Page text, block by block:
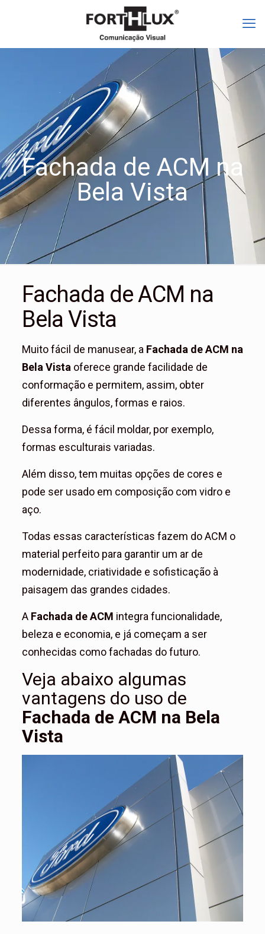
Fachada de ACM na
Bela Vista
Fachada de ACM na
Bela Vista
Muito fácil de manusear, a Fachada de ACM na
Bela Vista oferece grande facilidade de
conformação e permitem, assim, obter
diferentes ângulos, formas e raios.
Dessa forma, é fácil moldar, por exemplo,
formas esculturais variadas.
Além disso, tem muitas opções de cores e
pode ser usado em composição com vidro e
aço.
Todas essas características fazem do ACM o
material perfeito para garantir um ar de
modernidade, criatividade e sofisticação à
paisagem das grandes cidades.
A Fachada de ACM integra funcionalidade,
beleza e economia, e já começam a ser
conhecidas como fachadas do futuro.
Veja abaixo algumas
vantagens do uso de
Fachada de ACM na Bela
Vista